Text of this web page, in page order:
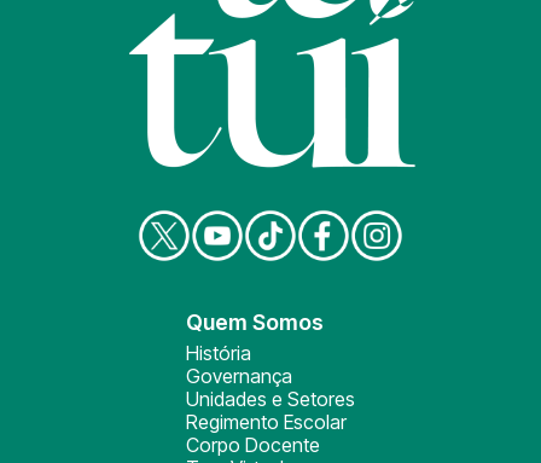
Quem Somos
História
Governança
Unidades e Setores
Regimento Escolar
Corpo Docente